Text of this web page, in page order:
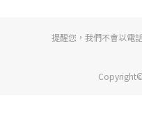
提醒您，我們不會以電